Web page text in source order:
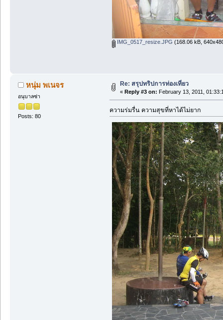
IMG_0517_resize.JPG (168.06 kB,
หนุ่ม พเนจร
อนุบาลซ่า
Posts: 80
Re: สรุปทริปการท่องเที่ยว
« Reply #3 on: February 13, 2011,
ความร่มรื่น ความสุขที่หาได้ไม่ยาก